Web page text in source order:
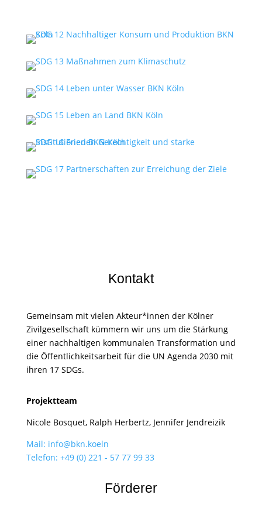
Kontakt
Gemeinsam mit vielen Akteur*innen der Kölner
Zivilgesellschaft kümmern wir uns um die Stärkung
einer nachhaltigen kommunalen Transformation und
die Öffentlichkeitsarbeit für die UN Agenda 2030 mit
ihren 17 SDGs.
Projektteam
Nicole Bosquet, Ralph Herbertz, Jennifer Jendreizik
Mail: info@bkn.koeln
Telefon: +49 (0) 221 - 57 77 99 33
Förderer